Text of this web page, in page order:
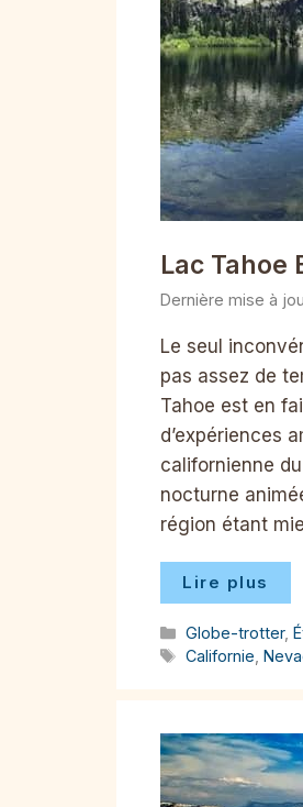
Lac Tahoe
Le seul
pas assez de
Tahoe est en
d’expériences
californienne
nocturne
région étant
Lire plus
Catégories
Globe-trotter,
Étiquettes
Californie ,